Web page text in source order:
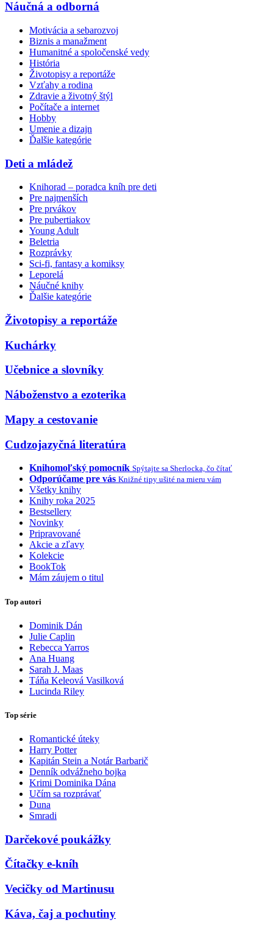
Náučná a odborná
Motivácia a sebarozvoj
Biznis a manažment
Humanitné a spoločenské vedy
História
Životopisy a reportáže
Vzťahy a rodina
Zdravie a životný štýl
Počítače a internet
Hobby
Umenie a dizajn
Ďalšie kategórie
Deti a mládež
Knihorad – poradca kníh pre deti
Pre najmenších
Pre prvákov
Pre pubertiakov
Young Adult
Beletria
Rozprávky
Sci-fi, fantasy a komiksy
Leporelá
Náučné knihy
Ďalšie kategórie
Životopisy a reportáže
Kuchárky
Učebnice a slovníky
Náboženstvo a ezoterika
Mapy a cestovanie
Cudzojazyčná literatúra
Knihomoľský pomocník Spýtajte sa Sherlocka, čo čítať
Odporúčame pre vás Knižné tipy ušité na mieru vám
Všetky knihy
Knihy roka 2025
Bestsellery
Novinky
Pripravované
Akcie a zľavy
Kolekcie
BookTok
Mám záujem o titul
Top autori
Dominik Dán
Julie Caplin
Rebecca Yarros
Ana Huang
Sarah J. Maas
Táňa Keleová Vasilková
Lucinda Riley
Top série
Romantické úteky
Harry Potter
Kapitán Stein a Notár Barbarič
Denník odvážneho bojka
Krimi Dominika Dána
Učím sa rozprávať
Duna
Smradi
Darčekové poukážky
Čítačky e-kníh
Vecičky od Martinusu
Káva, čaj a pochutiny